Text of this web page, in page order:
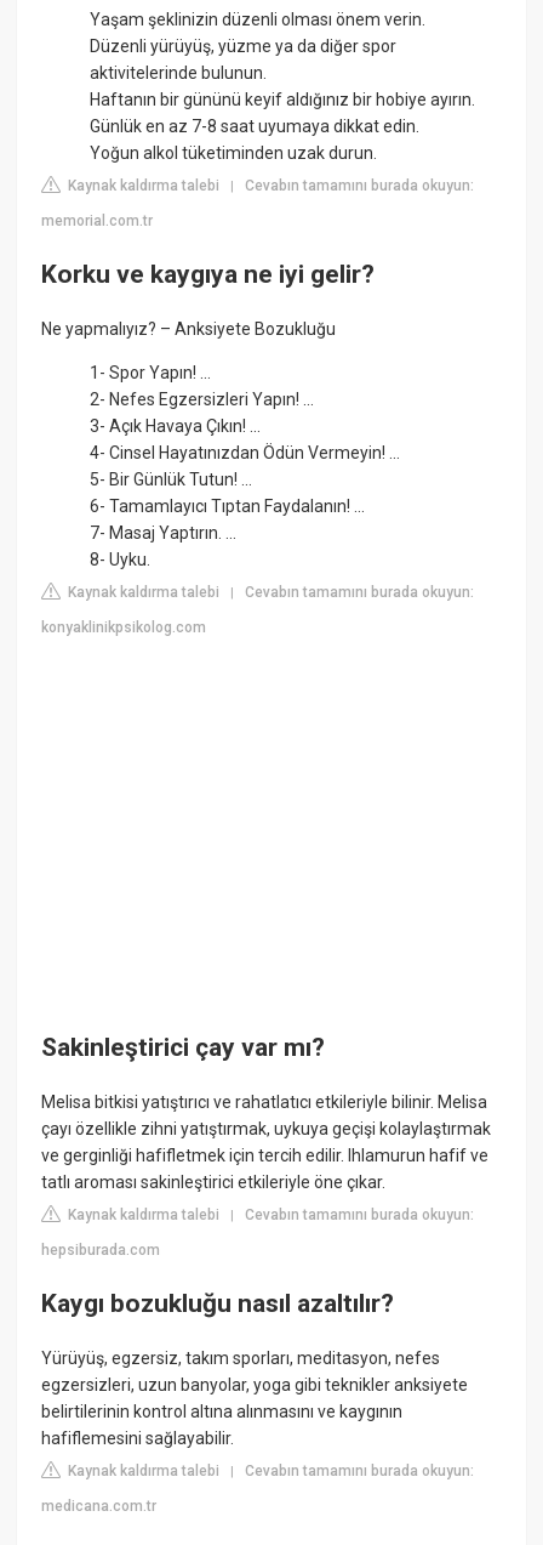
Yaşam şeklinizin düzenli olması önem verin.
Düzenli yürüyüş, yüzme ya da diğer spor
aktivitelerinde bulunun.
Haftanın bir gününü keyif aldığınız bir hobiye ayırın.
Günlük en az 7-8 saat uyumaya dikkat edin.
Yoğun alkol tüketiminden uzak durun.
Kaynak kaldırma talebi |Cevabın tamamını burada okuyun:
memorial.com.tr
Korku ve kaygıya ne iyi gelir?
Ne yapmalıyız? – Anksiyete Bozukluğu
1- Spor Yapın! ...
2- Nefes Egzersizleri Yapın! ...
3- Açık Havaya Çıkın! ...
4- Cinsel Hayatınızdan Ödün Vermeyin! ...
5- Bir Günlük Tutun! ...
6- Tamamlayıcı Tıptan Faydalanın! ...
7- Masaj Yaptırın. ...
8- Uyku.
Kaynak kaldırma talebi |Cevabın tamamını burada okuyun:
konyaklinikpsikolog.com
Sakinleştirici çay var mı?
Melisa bitkisi yatıştırıcı ve rahatlatıcı etkileriyle bilinir. Melisa
çayı özellikle zihni yatıştırmak, uykuya geçişi kolaylaştırmak
ve gerginliği hafifletmek için tercih edilir. Ihlamurun hafif ve
tatlı aroması sakinleştirici etkileriyle öne çıkar.
Kaynak kaldırma talebi |Cevabın tamamını burada okuyun:
hepsiburada.com
Kaygı bozukluğu nasıl azaltılır?
Yürüyüş, egzersiz, takım sporları, meditasyon, nefes
egzersizleri, uzun banyolar, yoga gibi teknikler anksiyete
belirtilerinin kontrol altına alınmasını ve kaygının
hafiflemesini sağlayabilir.
Kaynak kaldırma talebi |Cevabın tamamını burada okuyun:
medicana.com.tr